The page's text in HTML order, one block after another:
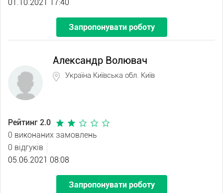
01.10.2021 17:40
Запропонувати роботу
Александр Волювач
Україна Київська обл. Київ
Рейтинг 2.0
0 виконаних замовлень
0 відгуків
05.06.2021 08:08
Запропонувати роботу